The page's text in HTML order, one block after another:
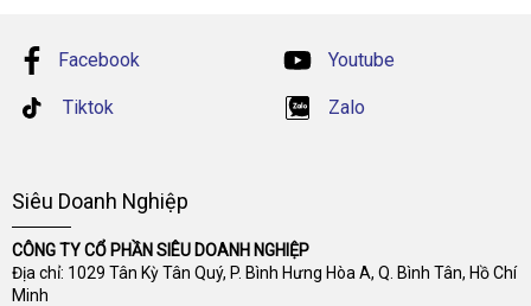
Facebook Youtube
Tiktok Zalo
Siêu Doanh Nghiệp
CÔNG TY CỔ PHẦN SIÊU DOANH NGHIỆP
Địa chỉ: 1029 Tân Kỳ Tân Quý, P. Bình Hưng Hòa A, Q. Bình Tân, Hồ Chí
Minh